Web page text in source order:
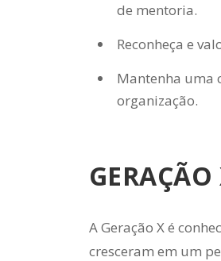
de mentoria.
Reconheça e
Mantenha uma
organização.
A Geração X é
cresceram em um